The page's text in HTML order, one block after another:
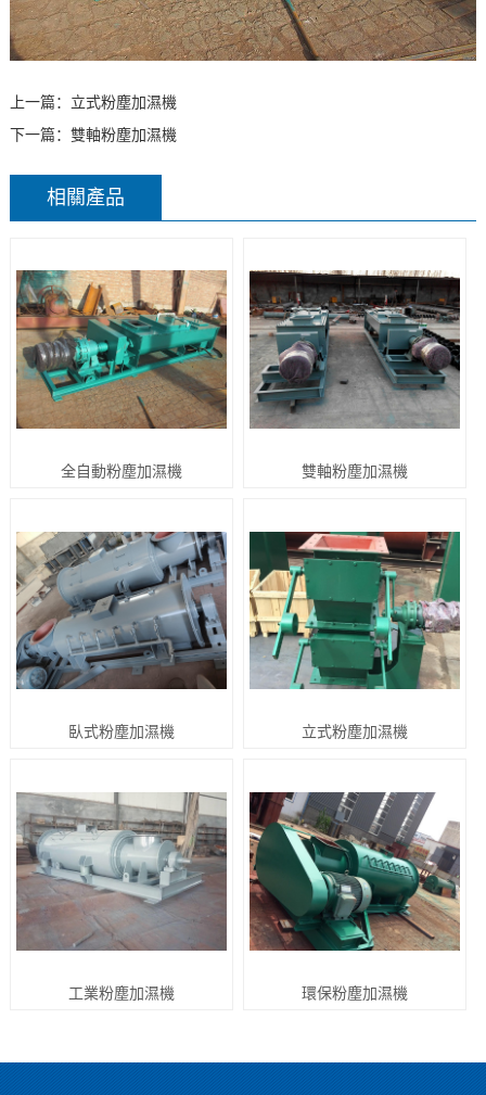
上一篇：立式粉塵加濕機
下一篇：雙軸粉塵加濕機
相關產品
全自動粉塵加濕機 雙軸粉塵加濕機
臥式粉塵加濕機 立式粉塵加濕機
工業粉塵加濕機 環保粉塵加濕機